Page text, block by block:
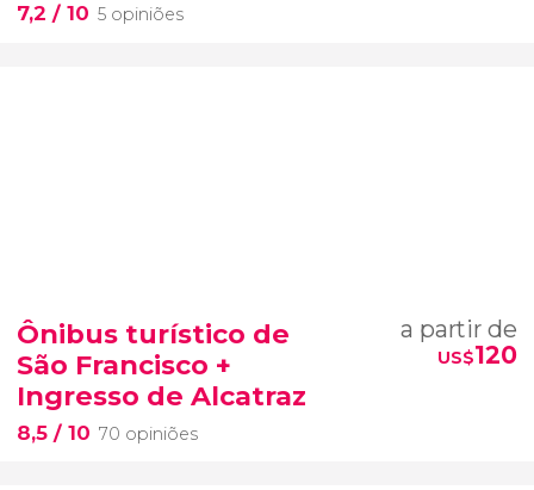
7,2 / 10 5 opiniões
Ônibus turístico de
São Francisco +
Ingresso de Alcatraz
8,5 / 10 70 opiniões
a partir de
US$120